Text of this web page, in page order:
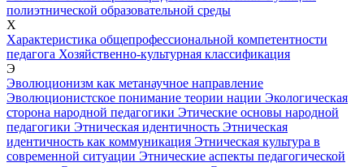
полиэтнической образовательной среды
Х
Характеристика общепрофессиональной компетентности
педагога Хозяйственно-культурная классификация
Э
Эволюционизм как метанаучное направление
Эволюционистское понимание теории нации Экологическая
сторона народной педагогики Этические основы народной
педагогики Этническая идентичность Этническая
идентичность как коммуникация Этническая культура в
современной ситуации Этнические аспекты педагогической